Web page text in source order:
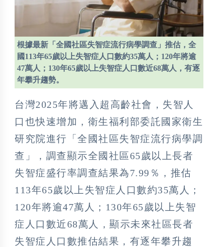
根據最新「全國社區失智症流行病學調查」推估，全
國113年65歲以上失智症人口數約35萬人；120年將逾
47萬人；130年65歲以上失智症人口數近68萬人，有逐
年攀升趨勢。
台灣2025年將邁入超高齡社會，失智人
口也快速增加，衛生福利部委託國家衛生
研究院進行「全國社區失智症流行病學調
查」，調查顯示全國社區65歲以上長者
失智症盛行率調查結果為7.99％，推估
113年65歲以上失智症人口數約35萬人；
120年將逾47萬人；130年65歲以上失智
症人口數近68萬人，顯示未來社區長者
失智症人口數推估結果，有逐年攀升趨